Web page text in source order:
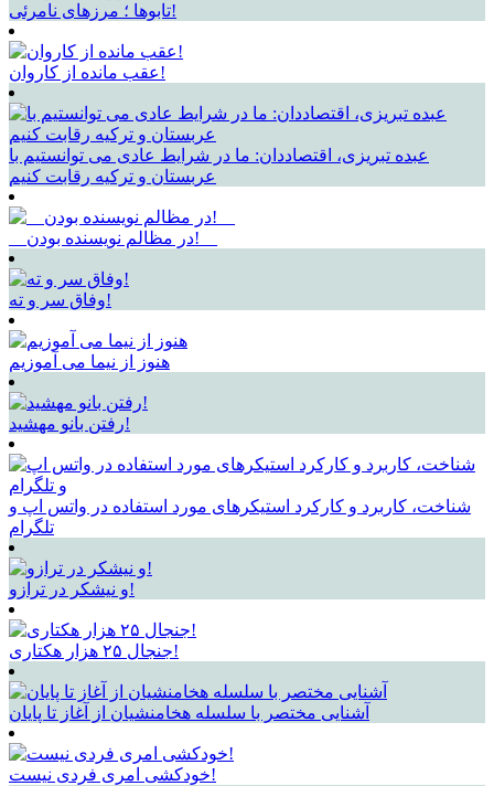
تابوها ؛ مرزهای نامرئی!
عقب مانده از کاروان!
عبده تبریزی، اقتصاددان: ما در شرایط عادی می توانستیم با
عربستان و ترکیه رقابت کنیم
__در مظالم نویسنده بودن!__
وفاق سر و ته!
هنوز از نیما می آموزیم
رفتن بانو مهشید!
شناخت، کاربرد و کارکرد استیکرهای مورد استفاده در واتس اپ و
تلگرام
و نیشکر در ترازو!
جنجال ۲۵ هزار هکتاری!
آشنایی مختصر با سلسله هخامنشیان از آغاز تا پایان
خودکشی امری فردی نیست!